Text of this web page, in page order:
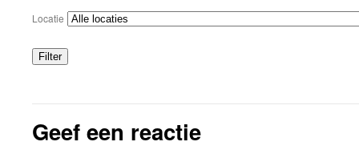
Locatie
Filter
Locaties
Geef een reactie